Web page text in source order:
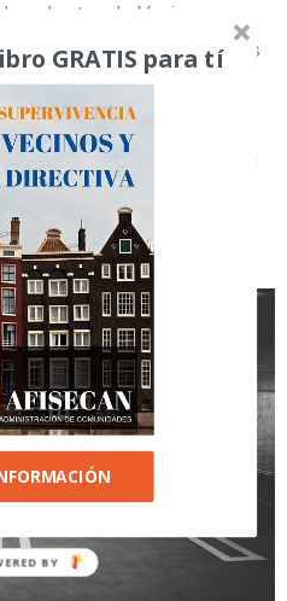
Juntas de Vecinos son
cuyo principal objetivo es
comunidad, es decir,
de los vecinos, que
de propietarios. La Junta
EN MI PLAZA DE
GRATIS para tí
BY